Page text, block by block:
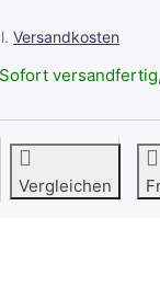
Versandkosten
Sofort versandfertig,
Vergleichen